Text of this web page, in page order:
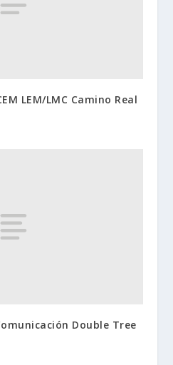
LEM/LMC Camino Real
Double Tree